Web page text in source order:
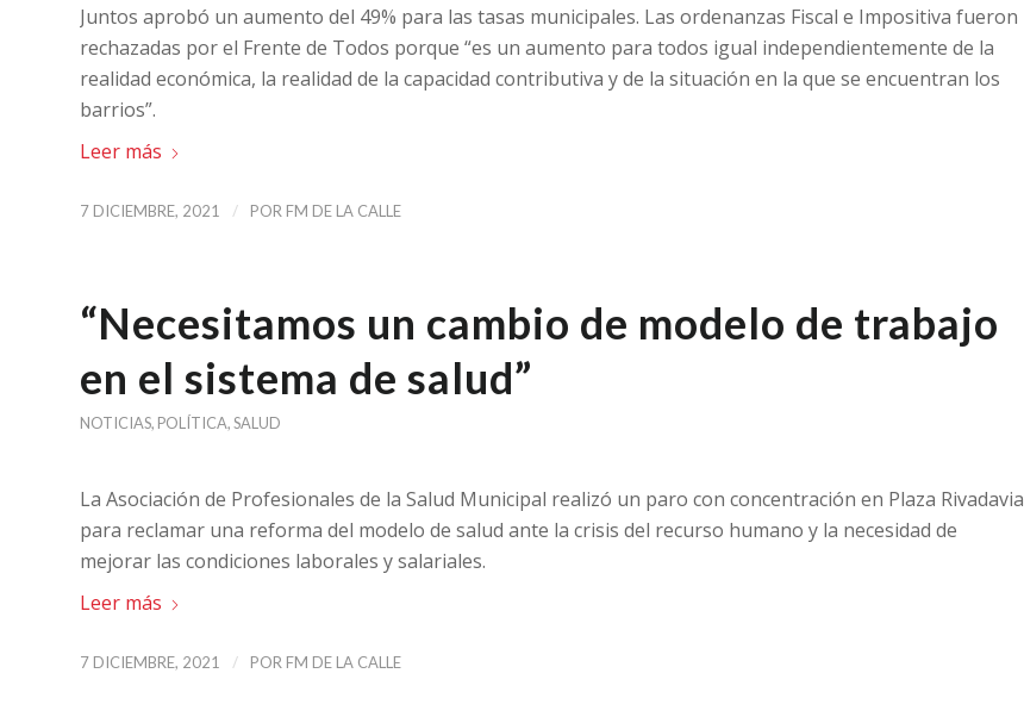
Juntos aprobó un aumento del 49% para las tasas municipales. Las ordenanzas Fiscal e Impositiva fueron
rechazadas por el Frente de Todos porque “es un aumento para todos igual independientemente de la
realidad económica, la realidad de la capacidad contributiva y de la situación en la que se encuentran los
barrios”.
Leer más
7 DICIEMBRE, 2021 / POR FM DE LA CALLE
“Necesitamos un cambio de modelo de trabajo
en el sistema de salud”
NOTICIAS, POLÍTICA,SALUD
La Asociación de Profesionales de la Salud Municipal realizó un paro con concentración en Plaza Rivadavia
para reclamar una reforma del modelo de salud ante la crisis del recurso humano y la necesidad de
mejorar las condiciones laborales y salariales.
Leer más
7 DICIEMBRE, 2021 / POR FM DE LA CALLE